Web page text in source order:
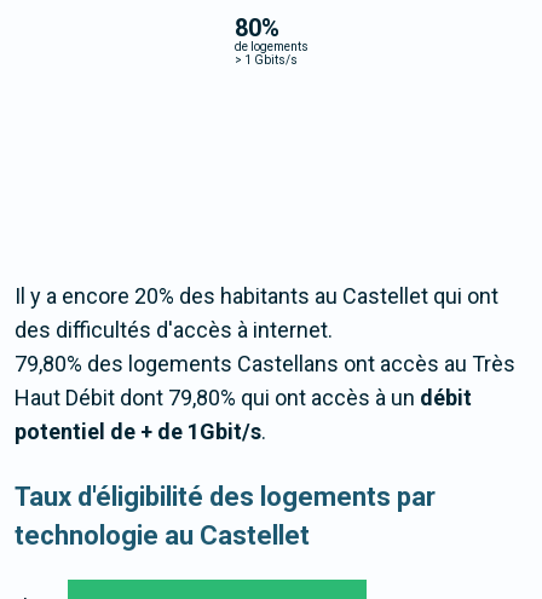
80%
de logements
> 1 Gbits/s
Il y a encore 20% des habitants au Castellet qui ont
des difficultés d'accès à internet.
79,80% des logements Castellans ont accès au Très
Haut Débit dont 79,80% qui ont accès à un débit
potentiel de + de 1Gbit/s.
Taux d'éligibilité des logements par
technologie au Castellet